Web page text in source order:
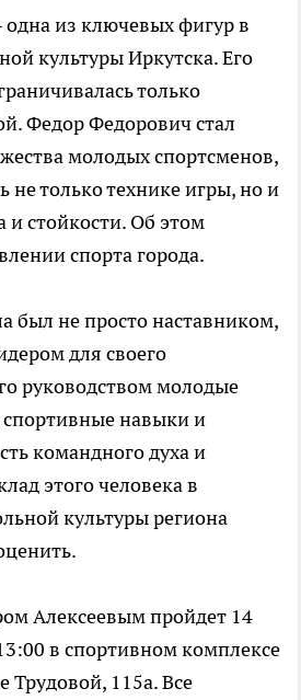
из ключевых фигур в
культуры Иркутска. Его
только
Федор Федорович стал
молодых спортсменов,
не только технике игры, но и
и стойкости. Об этом
спорта города.
был не просто наставником,
для своего
руководством молодые
навыки и
командного духа и
этого человека в
культуры региона
Алексеевым пройдет 14
в спортивном комплексе
Трудовой, 115а. Все